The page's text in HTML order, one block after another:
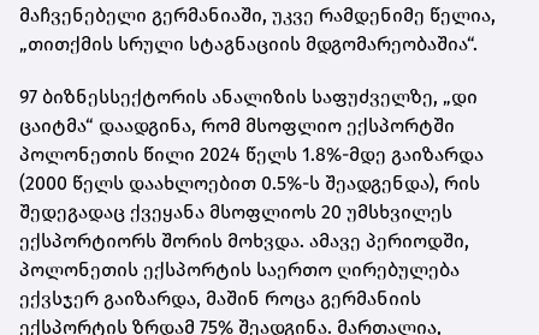
მაჩვენებელი გერმანიაში, უკვე რამდენიმე წელია,
„თითქმის სრული სტაგნაციის მდგომარეობაშია“.
97 ბიზნესსექტორის ანალიზის საფუძველზე, „დი
ცაიტმა“ დაადგინა, რომ მსოფლიო ექსპორტში
პოლონეთის წილი 2024 წელს 1.8%-მდე გაიზარდა
(2000 წელს დაახლოებით 0.5%-ს შეადგენდა), რის
შედეგადაც ქვეყანა მსოფლიოს 20 უმსხვილეს
ექსპორტიორს შორის მოხვდა. ამავე პერიოდში,
პოლონეთის ექსპორტის საერთო ღირებულება
ექვსჯერ გაიზარდა, მაშინ როცა გერმანიის
ექსპორტის ზრდამ 75% შეადგინა. მართალია,